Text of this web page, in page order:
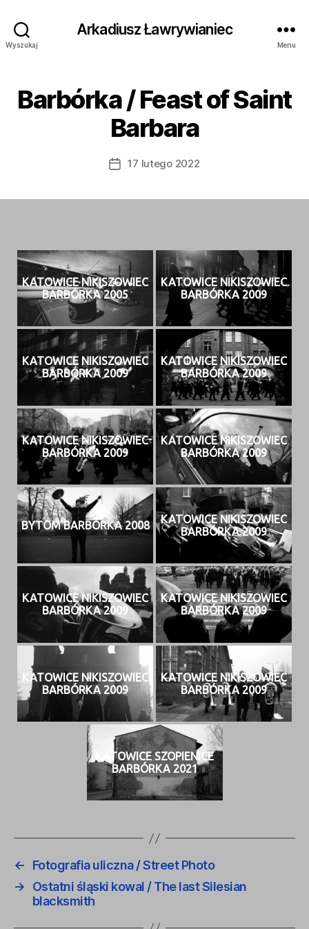
Wyszukaj
Arkadiusz Ławrywianiec
Menu
Barbórka / Feast of Saint
Barbara
Data17 lutego 2022
KATOWICE NIKISZOWIEC
BARBÓRKA 2005
KATOWICE NIKISZOWIEC
BARBÓRKA 2009
KATOWICE NIKISZOWIEC
BARBÓRKA 2009
KATOWICE NIKISZOWIEC
BARBÓRKA 2009
KATOWICE NIKISZOWIEC
BARBÓRKA 2009
KATOWICE NIKISZOWIEC
BARBÓRKA 2009
BYTOM BARBÓRKA 2008
KATOWICE NIKISZOWIEC
BARBÓRKA 2009
KATOWICE NIKISZOWIEC
BARBÓRKA 2009
KATOWICE NIKISZOWIEC
BARBÓRKA 2009
KATOWICE NIKISZOWIEC
BARBÓRKA 2009
KATOWICE NIKISZOWIEC
BARBÓRKA 2009
KATOWICE SZOPIENICE
BARBÓRKA 2021
←
Fotografia uliczna / Street Photo
→
Ostatni śląski kowal / The last Silesian
blacksmith